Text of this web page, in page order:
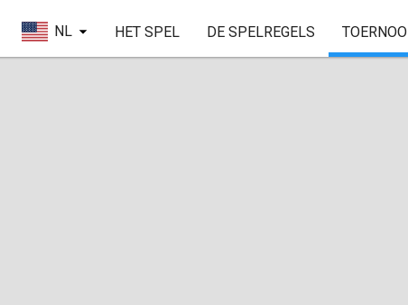
NL HET SPEL DE SPELREGELS